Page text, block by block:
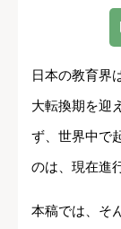
日本の教育界
大転換期を迎
ず、世界中で
のは、現在進
本稿では、そ